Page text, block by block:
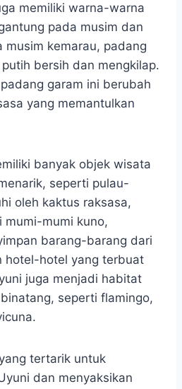
memiliki warna-warna
pada musim dan
musim kemarau, padang
bersih dan mengkilap.
garam ini berubah
yang memantulkan
banyak objek wisata
seperti pulau-
oleh kaktus raksasa,
mumi-mumi kuno,
barang-barang dari
hotel-hotel yang terbuat
juga menjadi habitat
seperti flamingo,
tertarik untuk
dan menyaksikan